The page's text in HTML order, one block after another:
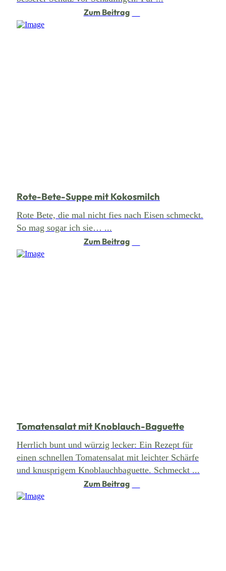
Zum Beitrag
Rote-Bete-Suppe mit Kokosmilch
Rote Bete, die mal nicht fies nach Eisen schmeckt.
So mag sogar ich sie… ...
Zum Beitrag
Tomatensalat mit Knoblauch-Baguette
Herrlich bunt und würzig lecker: Ein Rezept für
einen schnellen Tomatensalat mit leichter Schärfe
und knusprigem Knoblauchbaguette. Schmeckt ...
Zum Beitrag